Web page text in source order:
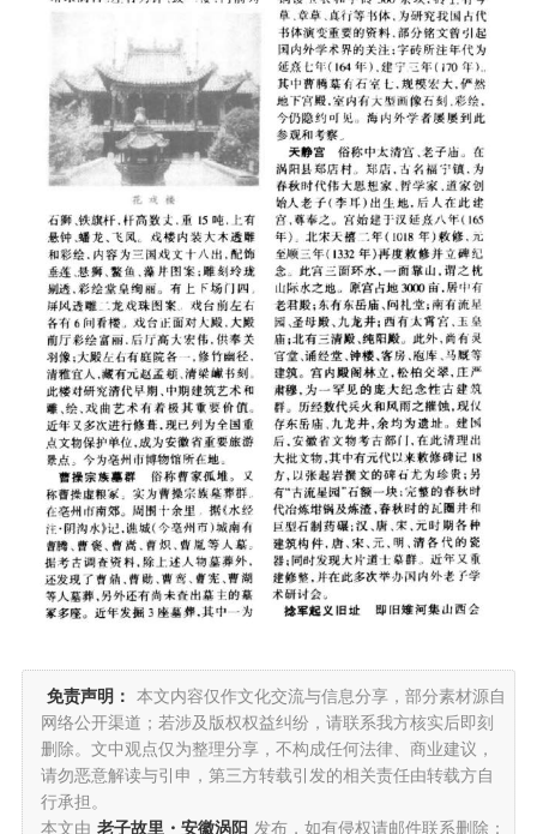
免责声明：
本文内容仅作文化交流与信息分享，部分素材源自
网络公开渠道；若涉及版权权益纠纷，请联系我方核实后即刻
删除。文中观点仅为整理分享，不构成任何法律、商业建议，
请勿恶意解读与引申，第三方转载引发的相关责任由转载方自
行承担。
本文由 老子故里・安徽涡阳 发布，如有侵权请邮件联系删除：